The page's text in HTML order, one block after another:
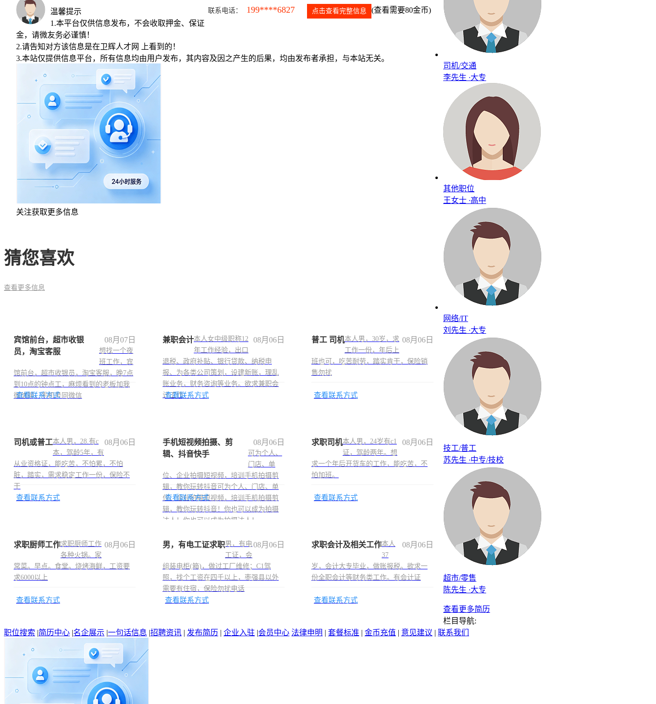
联系电话： 199****6827 点击查看完整信息 (查看需要80金币)
温馨提示
1.本平台仅供信息发布，不会收取押金、保证
金，请微友务必谨慎！
2.请告知对方该信息是在卫辉人才网
上看到的！
3.本站仅提供信息平台，所有信息均由用户发布，其内容及因之产生的后果，均由发布者承担，与本站无关。
关注获取更多信息
猜您喜欢
查看更多信息
宾馆前台，超市收银
员，淘宝客服
08月07日
想找一个夜
班工作，宾
馆前台，超市收银员，淘宝客服，晚7点
到10点的钟点工，麻烦看到的老板加我
微信聊，手机号同微信
查看联系方式
兼职会计 08月06日
本人女中级职称12
年工作经验，出口
退税、政府补贴、银行贷款、纳税申
报、为各类公司策划，设建新账，理乱
账业务，财务咨询等业务。欲求兼职会
计工作
查看联系方式
普工 司机 08月06日
本人男，30岁，求
工作一份，年后上
班也可，吃苦耐劳，踏实肯干，保险销
售勿扰
查看联系方式
司机或普工 08月06日
本人男，28.有c
本，驾龄5年，有
从业资格证，能吃苦，不怕累，不怕
脏，踏实，需求稳定工作一份，保险不
干
查看联系方式
手机短视频拍摄、剪
辑、抖音快手
08月06日
可为个人、
门店、单
位、企业拍摄短视频，培训手机拍摄剪
辑，教你玩转抖音可为个人、门店、单
位、企业拍摄短视频，培训手机拍摄剪
辑，教你玩转抖音！你也可以成为拍摄
达人！你也可以成为拍摄达人！
查看联系方式
求职司机 08月06日
本人男，24岁有c1
证，驾龄两年。想
求一个年后开货车的工作，能吃苦，不
怕加班。
查看联系方式
求职厨师工作 08月06日
求职厨师工作
各种火锅。家
常菜。早点。食堂。烧烤海鲜，工资要
求6000以上
查看联系方式
男，有电工证求职 08月06日
男，有电
工证，会
组装电柜(箱)，做过工厂维修；C1驾
照，找个工资在四千以上，枣强县以外
需要有住宿，保险勿扰电话
查看联系方式
求职会计及相关工作 08月06日
本人
37
岁，会计大专毕业，做账报税。欲求一
份全职会计等财务类工作。有会计证
查看联系方式
司机/交通
李先生 ·大专
其他职位
王女士 ·高中
网络/IT
刘先生 ·大专
技工/普工
苏先生 ·中专/技校
超市/零售
陈先生 ·大专
查看更多简历
栏目导航:
职位搜索 |简历中心 |名企展示 |一句话信息 |招聘资讯 | 发布简历 | 企业入驻 |会员中心 法律申明 | 套餐标准 | 金币充值 | 意见建议 | 联系我们